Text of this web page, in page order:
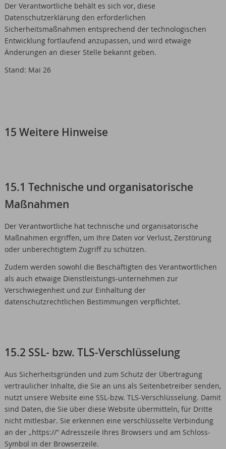
Der Verantwortliche behält es sich vor, diese
Datenschutzerklärung den erforderlichen
Sicherheitsmaßnahmen entsprechend der technologischen
Entwicklung fortlaufend anzupassen, und wird etwaige
Änderungen an dieser Stelle bekannt geben.
Stand: Mai 26
15 Weitere Hinweise
15.1 Technische und organisatorische
Maßnahmen
Der Verantwortliche hat technische und organisatorische
Maßnahmen ergriffen, um Ihre Daten vor Verlust, Zerstörung
oder unberechtigtem Zugriff zu schützen.
Zudem werden sowohl die Beschäftigten des Verantwortlichen
als auch etwaige Dienstleistungs-unternehmen zur
Verschwiegenheit und zur Einhaltung der
datenschutzrechtlichen Bestimmungen verpflichtet.
15.2 SSL- bzw. TLS-Verschlüsselung
Aus Sicherheitsgründen und zum Schutz der Übertragung
vertraulicher Inhalte, die Sie an uns als Seitenbetreiber senden,
nutzt unsere Website eine SSL-bzw. TLS-Verschlüsselung. Damit
sind Daten, die Sie über diese Website übermitteln, für Dritte
nicht mitlesbar. Sie erkennen eine verschlüsselte Verbindung
an der „https://“ Adresszeile Ihres Browsers und am Schloss-
Symbol in der Browserzeile.